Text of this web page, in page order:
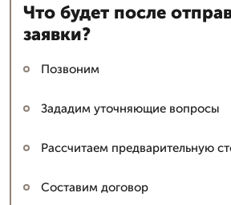
Что будет после
заявки?
Позвоним
Зададим уточняющие вопросы
Рассчитаем предварительную
Составим договор